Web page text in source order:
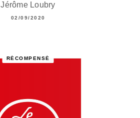
Jérôme Loubry
02/09/2020
RÉCOMPENSÉ